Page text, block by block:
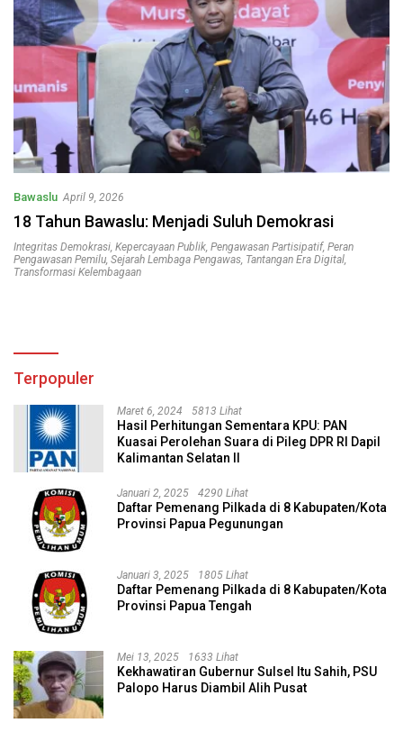
Bawaslu April 9, 2026
18 Tahun Bawaslu: Menjadi Suluh Demokrasi
Integritas Demokrasi, Kepercayaan Publik, Pengawasan Partisipatif, Peran
Pengawasan Pemilu, Sejarah Lembaga Pengawas, Tantangan Era Digital,
Transformasi Kelembagaan
Terpopuler
Maret 6, 2024 5813 Lihat
Hasil Perhitungan Sementara KPU: PAN
Kuasai Perolehan Suara di Pileg DPR RI Dapil
Kalimantan Selatan II
Januari 2, 2025 4290 Lihat
Daftar Pemenang Pilkada di 8 Kabupaten/Kota
Provinsi Papua Pegunungan
Januari 3, 2025 1805 Lihat
Daftar Pemenang Pilkada di 8 Kabupaten/Kota
Provinsi Papua Tengah
Mei 13, 2025 1633 Lihat
Kekhawatiran Gubernur Sulsel Itu Sahih, PSU
Palopo Harus Diambil Alih Pusat